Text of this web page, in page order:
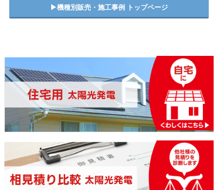
▶︎機種別販売・施工事例 トップページ